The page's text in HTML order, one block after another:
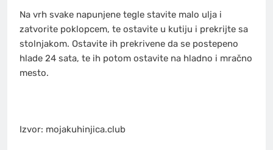
Na vrh svake napunjene tegle stavite malo ulja i
zatvorite poklopcem, te ostavite u kutiju i prekrijte sa
stolnjakom. Ostavite ih prekrivene da se postepeno
hlade 24 sata, te ih potom ostavite na hladno i mračno
mesto.
Izvor: mojakuhinjica.club